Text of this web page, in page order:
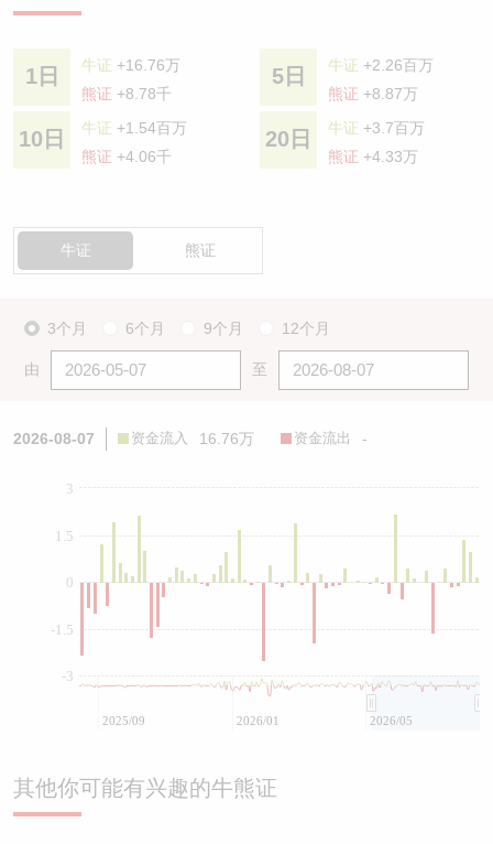
1日 牛证 +16.76万
熊证 +8.78千
5日 牛证 +2.26百万
熊证 +8.87万
10日 牛证 +1.54百万
熊证 +4.06千
20日 牛证 +3.7百万
熊证 +4.33万
牛证 熊证
3个月 6个月 9个月 12个月
由 至
2026-08-07 资金流入 16.76万 资金流出 -
0
-3
-1.5
1.5
3
2025/09 2026/01 2026/05
其他你可能有兴趣的牛熊证